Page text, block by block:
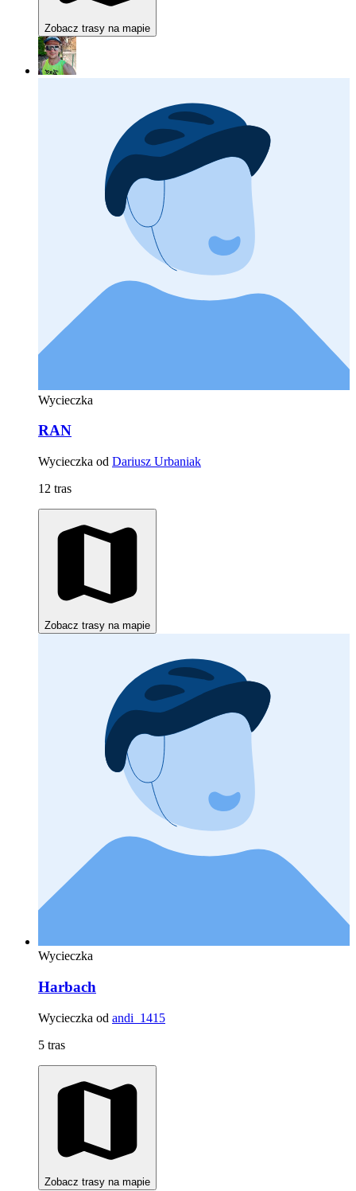
Zobacz trasy na mapie
Wycieczka
RAN
Wycieczka od Dariusz Urbaniak
12 tras
Zobacz trasy na mapie
Wycieczka
Harbach
Wycieczka od andi_1415
5 tras
Zobacz trasy na mapie